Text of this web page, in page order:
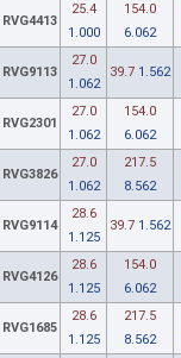
RVG4413
25.4
1.000
154.0
6.062
RVG9113
27.0
1.062
39.7 1.562
RVG2301
27.0
1.062
154.0
6.062
RVG3826
27.0
1.062
217.5
8.562
RVG9114
28.6
1.125
39.7 1.562
RVG4126
28.6
1.125
154.0
6.062
RVG1685
28.6
1.125
217.5
8.562